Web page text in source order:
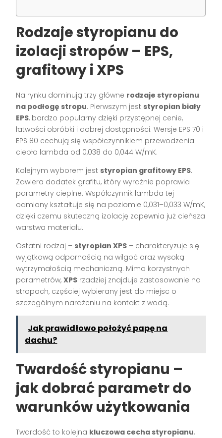
Rodzaje styropianu do
izolacji stropów – EPS,
grafitowy i XPS
Na rynku dominują trzy główne rodzaje styropianu
na podłogę stropu. Pierwszym jest styropian biały
EPS, bardzo popularny dzięki przystępnej cenie,
łatwości obróbki i dobrej dostępności. Wersje EPS 70 i
EPS 80 cechują się współczynnikiem przewodzenia
ciepła lambda od 0,038 do 0,044 W/mK.
Kolejnym wyborem jest styropian grafitowy EPS.
Zawiera dodatek grafitu, który wyraźnie poprawia
parametry cieplne. Współczynnik lambda tej
odmiany kształtuje się na poziomie 0,031–0,033 W/mK,
dzięki czemu skuteczną izolację zapewnia już cieńsza
warstwa materiału.
Ostatni rodzaj – styropian XPS – charakteryzuje się
wyjątkową odpornością na wilgoć oraz wysoką
wytrzymałością mechaniczną. Mimo korzystnych
parametrów,XPS rzadziej znajduje zastosowanie na
stropach, częściej wybierany jest do miejsc o
szczególnym narażeniu na kontakt z wodą.
Jak prawidłowo położyć papę na
dachu?
Twardość styropianu –
jak dobrać parametr do
warunków użytkowania
Twardość to kolejna kluczowa cecha styropianu,